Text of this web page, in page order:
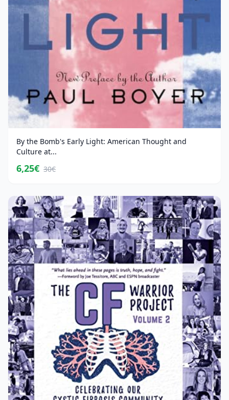
By the Bomb's Early Light: American Thought and
Culture at...
6,25€ 30€